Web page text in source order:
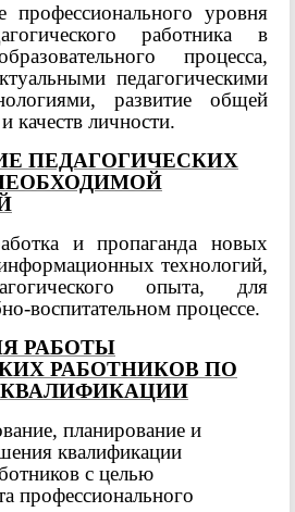
профессионального уровня
работника в
процесса,
педагогическими
развитие общей
качеств личности.
ПЕДАГОГИЧЕСКИХ
и пропаганда новых
технологий,
опыта, для
воспитательном процессе.
РАБОТЫ
РАБОТНИКОВ ПО
планирование и
квалификации
с целью
профессионального